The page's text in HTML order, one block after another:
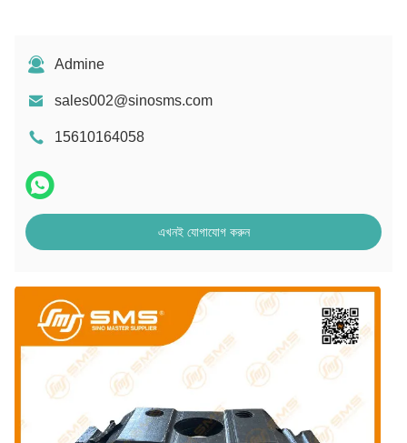
Admine
sales002@sinosms.com
15610164058
এখনই যোগাযোগ করুন